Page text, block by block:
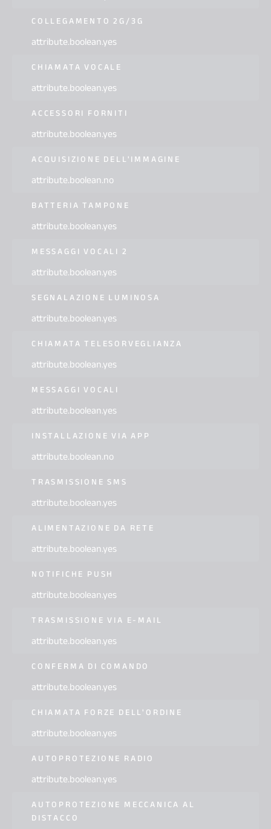
COLLEGAMENTO 2G/3G
attribute.boolean.yes
CHIAMATA VOCALE
attribute.boolean.yes
ACCESSORI FORNITI
attribute.boolean.yes
ACQUISIZIONE DELL'IMMAGINE
attribute.boolean.no
BATTERIA TAMPONE
attribute.boolean.yes
MESSAGGI VOCALI 2
attribute.boolean.yes
SEGNALAZIONE LUMINOSA
attribute.boolean.yes
CHIAMATA TELESORVEGLIANZA
attribute.boolean.yes
MESSAGGI VOCALI
attribute.boolean.yes
INSTALLAZIONE VIA APP
attribute.boolean.no
TRASMISSIONE SMS
attribute.boolean.yes
ALIMENTAZIONE DA RETE
attribute.boolean.yes
NOTIFICHE PUSH
attribute.boolean.yes
TRASMISSIONE VIA E-MAIL
attribute.boolean.yes
CONFERMA DI COMANDO
attribute.boolean.yes
CHIAMATA FORZE DELL'ORDINE
attribute.boolean.yes
AUTOPROTEZIONE RADIO
attribute.boolean.yes
AUTOPROTEZIONE MECCANICA AL
DISTACCO